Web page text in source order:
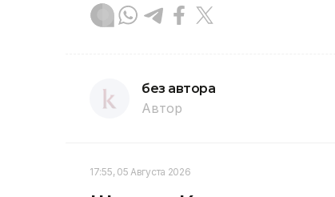
без автора
Автор
17:55, 05 Августа 2026